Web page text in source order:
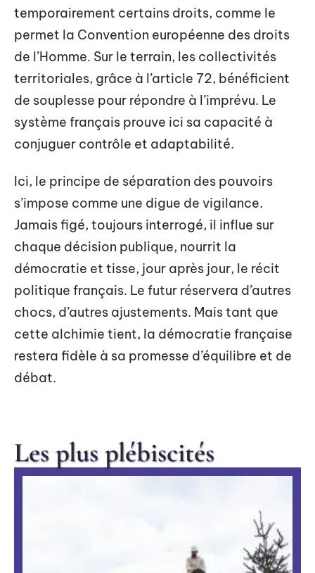
temporairement certains droits, comme le
permet la Convention européenne des droits
de l’Homme. Sur le terrain, les collectivités
territoriales, grâce à l’article 72, bénéficient
de souplesse pour répondre à l’imprévu. Le
système français prouve ici sa capacité à
conjuguer contrôle et adaptabilité.
Ici, le principe de séparation des pouvoirs
s’impose comme une digue de vigilance.
Jamais figé, toujours interrogé, il influe sur
chaque décision publique, nourrit la
démocratie et tisse, jour après jour, le récit
politique français. Le futur réservera d’autres
chocs, d’autres ajustements. Mais tant que
cette alchimie tient, la démocratie française
restera fidèle à sa promesse d’équilibre et de
débat.
Les plus plébiscités